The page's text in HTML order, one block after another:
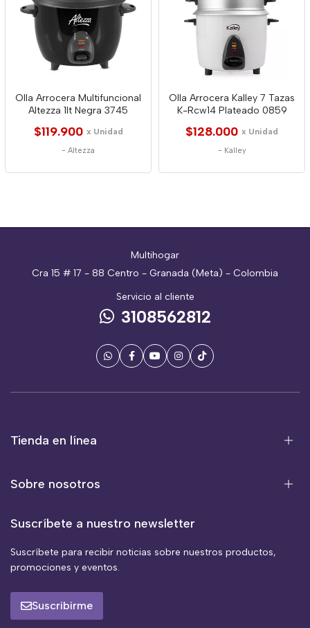
Olla Arrocera Multifuncional
Altezza 1lt Negra 3745
$119.900 x Unidad
- Altezza
Olla Arrocera Kalley 7 Tazas
K-Rcw14 Plateado 0859
$128.000 x Unidad
- Kalley
Multihogar
Cra 15 # 17 - 88 Centro - Granada (Meta) - Colombia
Servicio al cliente
3108562812
Tienda en línea
Sobre nosotros
Suscríbete a nuestro newsletter
Suscríbete para recibir noticias sobre nuestros productos,
promociones y eventos.
Suscribirme